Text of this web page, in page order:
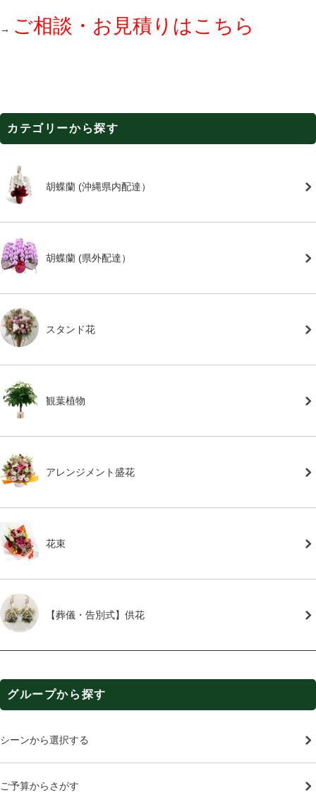
→ ご相談・お見積りはこちら
カテゴリーから探す
胡蝶蘭 (沖縄県内配達）
胡蝶蘭 (県外配達）
スタンド花
観葉植物
アレンジメント盛花
花束
【葬儀・告別式】供花
グループから探す
シーンから選択する
ご予算からさがす